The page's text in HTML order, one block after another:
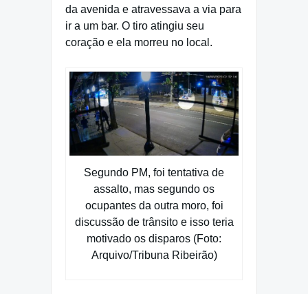
da avenida e atravessava a via para
ir a um bar. O tiro atingiu seu
coração e ela morreu no local.
Segundo PM, foi tentativa de
assalto, mas segundo os
ocupantes da outra moro, foi
discussão de trânsito e isso teria
motivado os disparos (Foto:
Arquivo/Tribuna Ribeirão)